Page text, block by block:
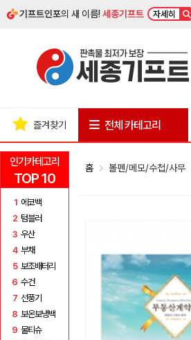
기프트인포의 새 이름!세종기프트 자세히
인기카테고리
TOP 10
1 에코백
2 텀블러
3 우산
4 부채
5 보조배터리
6 수건
7 선풍기
8 보온보냉백
9 물티슈
즐겨찾기 전체 카테고리
홈 볼펜/메모/수첩/사무